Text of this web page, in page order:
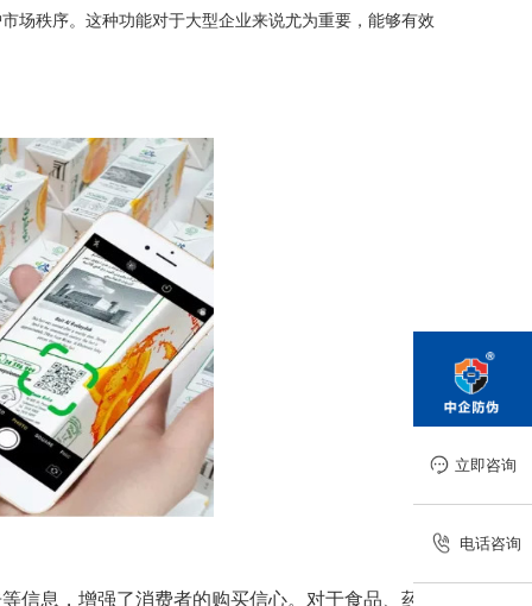
场秩序。这种功能对于大型企业来说尤为重要，能够有效
信息，增强了消费者的购买信心。对于食品、药品
立即咨询
电话咨询